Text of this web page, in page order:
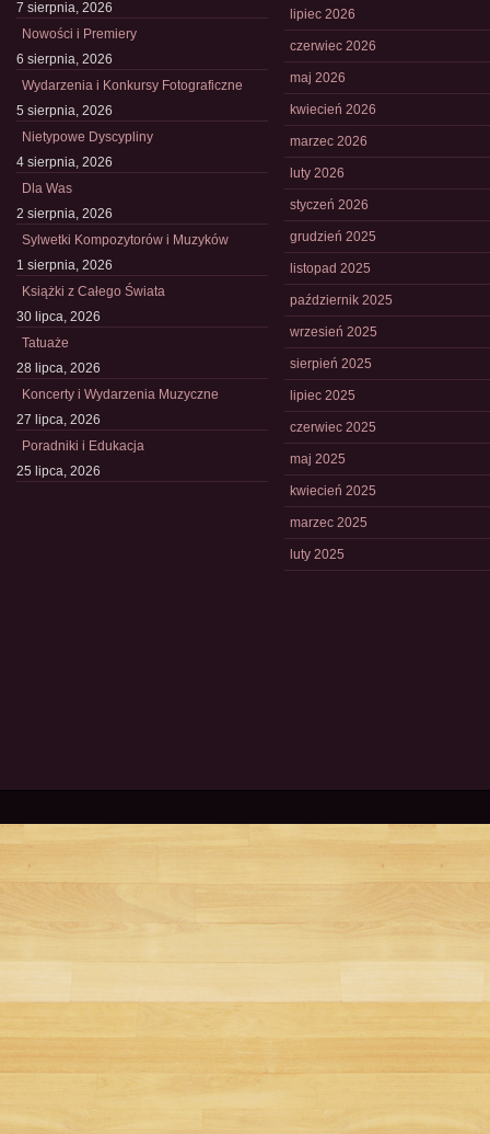
7 sierpnia, 2026
Nowości i Premiery
6 sierpnia, 2026
Wydarzenia i Konkursy Fotograficzne
5 sierpnia, 2026
Nietypowe Dyscypliny
4 sierpnia, 2026
Dla Was
2 sierpnia, 2026
Sylwetki Kompozytorów i Muzyków
1 sierpnia, 2026
Książki z Całego Świata
30 lipca, 2026
Tatuaże
28 lipca, 2026
Koncerty i Wydarzenia Muzyczne
27 lipca, 2026
Poradniki i Edukacja
25 lipca, 2026
lipiec 2026
czerwiec 2026
maj 2026
kwiecień 2026
marzec 2026
luty 2026
styczeń 2026
grudzień 2025
listopad 2025
październik 2025
wrzesień 2025
sierpień 2025
lipiec 2025
czerwiec 2025
maj 2025
kwiecień 2025
marzec 2025
luty 2025